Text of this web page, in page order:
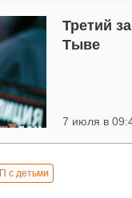
Третий
Тыве
7 июля в
с детьми